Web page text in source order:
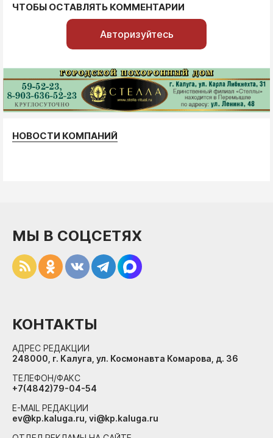
ЧТОБЫ ОСТАВЛЯТЬ КОММЕНТАРИИ
Авторизуйтесь
НОВОСТИ КОМПАНИЙ
МЫ В СОЦСЕТЯХ
КОНТАКТЫ
АДРЕС РЕДАКЦИИ
248000, г. Калуга, ул. Космонавта Комарова, д. 36
ТЕЛЕФОН/ФАКС
+7(4842)79-04-54
E-MAIL РЕДАКЦИИ
ev@kp.kaluga.ru, vi@kp.kaluga.ru